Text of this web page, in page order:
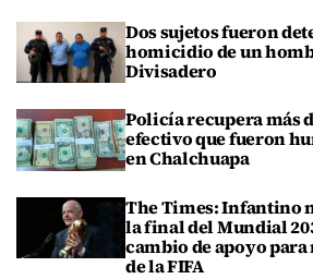
Dos sujetos fueron
homicidio de un
Divisadero
Policía recupera más
efectivo que fueron
en Chalchuapa
The Times: Infantino
la final del Mundial
cambio de apoyo
de la FIFA